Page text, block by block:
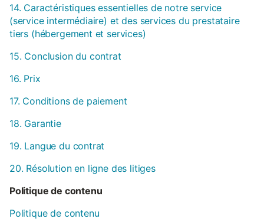
14. Caractéristiques essentielles de notre service
(service intermédiaire) et des services du prestataire
tiers (hébergement et services)
15. Conclusion du contrat
16. Prix
17. Conditions de paiement
18. Garantie
19. Langue du contrat
20. Résolution en ligne des litiges
Politique de contenu
Politique de contenu